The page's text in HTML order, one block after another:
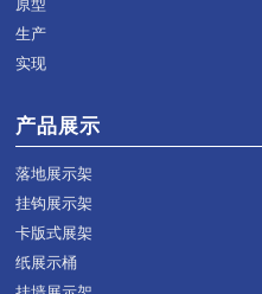
生产
实现
产品展示
落地展示架
挂钩展示架
卡版式展架
纸展示桶